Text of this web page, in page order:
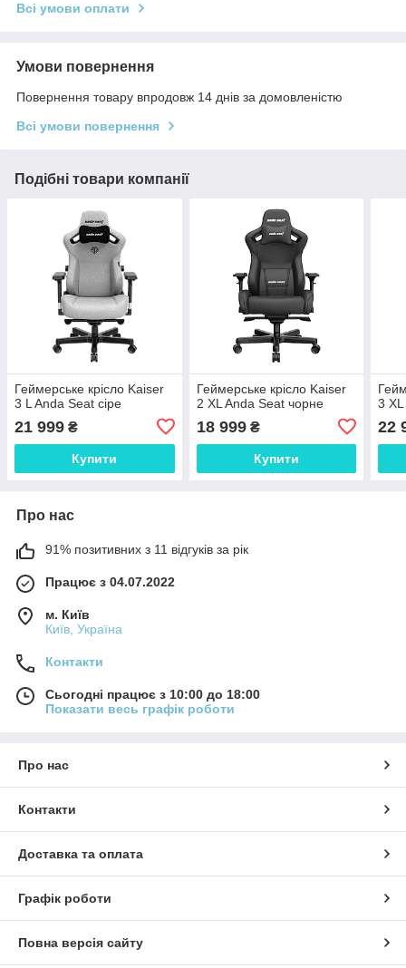
Всі умови оплати
Умови повернення
Повернення товару впродовж 14 днів за домовленістю
Всі умови повернення
Подібні товари компанії
Геймерське крісло Kaiser
3 L Anda Seat сіре
21 999 ₴
Купити
Геймерське крісло Kaiser
2 XL Anda Seat чорне
18 999₴
Купити
3
22
Про нас
91% позитивних з 11 відгуків за рік
Працює з 04.07.2022
м. Київ
Київ, Україна
Контакти
Сьогодні працює з 10:00 до 18:00
Показати весь графік роботи
Про нас
Контакти
Доставка та оплата
Графік роботи
Повна версія сайту